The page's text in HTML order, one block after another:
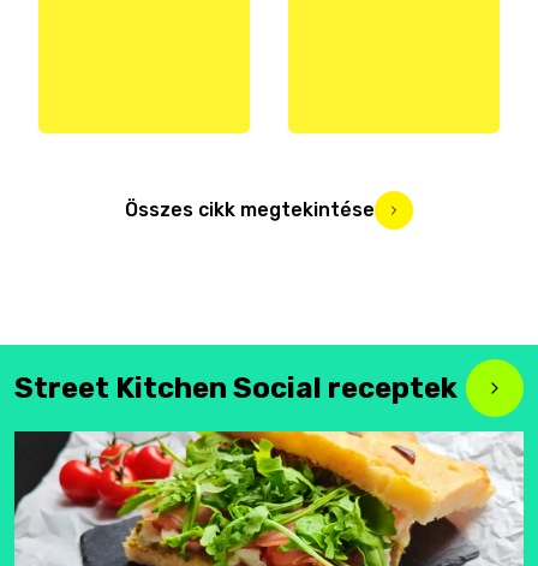
Összes cikk megtekintése
Street Kitchen Social receptek